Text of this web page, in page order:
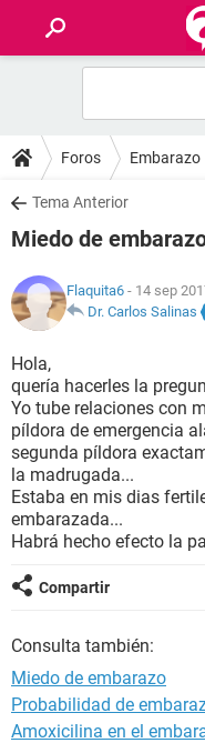
FOROS
SALUD
NUTRICIÓN
BIENESTAR
SEXUALIDAD
GLOSARIO
Foros Embarazo
Tema Anterior
Miedo de
Flaquita6 - 14 sep
Dr. Carlos Salinas
Hola,
quería hacerles la
Yo tube relaciones con
píldora de emergencia
segunda píldora
la madrugada...
Estaba en mis dias
embarazada...
Habrá hecho efecto la
Compartir
Consulta también:
Miedo de embarazo
Probabilidad de
Amoxicilina en el